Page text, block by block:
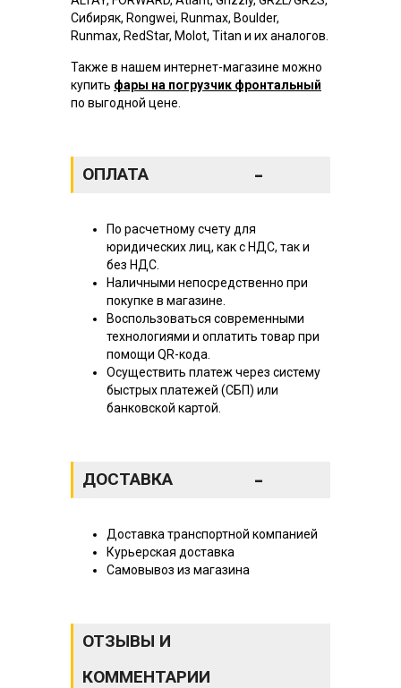
Сибиряк, Rongwei, Runmax, Boulder,
Runmax, RedStar, Molot, Titan и их аналогов.
Также в нашем интернет-магазине можно
купить фары на погрузчик фронтальный
по выгодной цене.
ОПЛАТА -
По расчетному счету для
юридических лиц, как с НДС, так и
без НДС.
Наличными непосредственно при
покупке в магазине.
Воспользоваться современными
технологиями и оплатить товар при
помощи QR-кода.
Осуществить платеж через систему
быстрых платежей (СБП) или
банковской картой.
ДОСТАВКА -
Доставка транспортной компанией
Курьерская доставка
Самовывоз из магазина
ОТЗЫВЫ И
КОММЕНТАРИИ